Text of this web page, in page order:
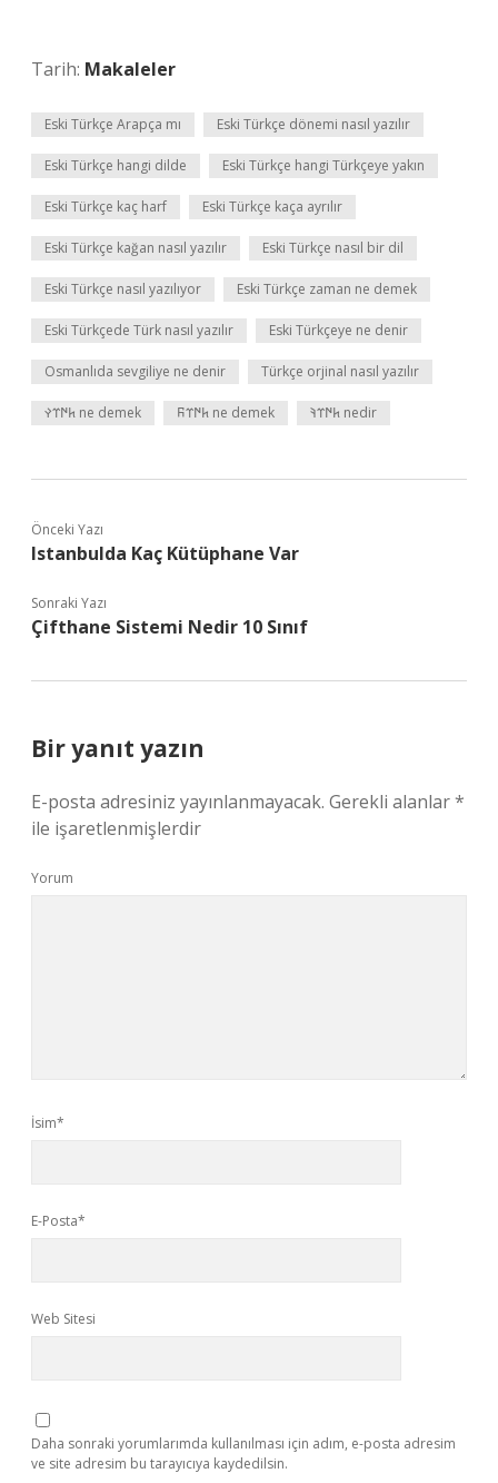
Tarih: Makaleler
Eski Türkçe Arapça mı Eski Türkçe dönemi nasıl yazılır
Eski Türkçe hangi dilde Eski Türkçe hangi Türkçeye yakın
Eski Türkçe kaç harf Eski Türkçe kaça ayrılır
Eski Türkçe kağan nasıl yazılır Eski Türkçe nasıl bir dil
Eski Türkçe nasıl yazılıyor Eski Türkçe zaman ne demek
Eski Türkçede Türk nasıl yazılır Eski Türkçeye ne denir
Osmanlıda sevgiliye ne denir Türkçe orjinal nasıl yazılır
𐱅𐰇𐰼𐰛 ne demek 𐱅𐰇𐰼𐰜 ne demek 𐱅𐰇𐰼𐰚 nedir
Önceki Yazı
Istanbulda Kaç Kütüphane Var
Sonraki Yazı
Çifthane Sistemi Nedir 10 Sınıf
Bir yanıt yazın
E-posta adresiniz yayınlanmayacak. Gerekli alanlar*
ile işaretlenmişlerdir
Yorum
İsim*
E-Posta*
Web Sitesi
Daha sonraki yorumlarımda kullanılması için adım, e-posta adresim
ve site adresim bu tarayıcıya kaydedilsin.